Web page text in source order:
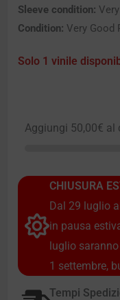
Sleeve condition:
Condition: Very Good
Solo 1 vinile
Aggiungi 50,00€ al
CHIUSURA
Dal 29 luglio
in pausa
luglio
1 settembre,
Tempi